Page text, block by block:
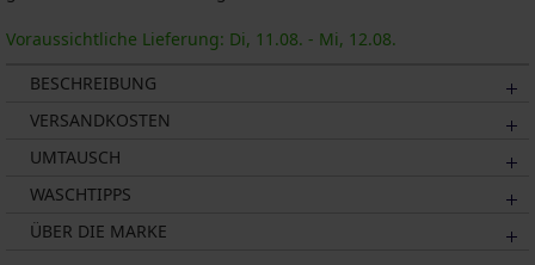
Voraussichtliche Lieferung: Di, 11.08. - Mi, 12.08.
BESCHREIBUNG
VERSANDKOSTEN
UMTAUSCH
WASCHTIPPS
ÜBER DIE MARKE